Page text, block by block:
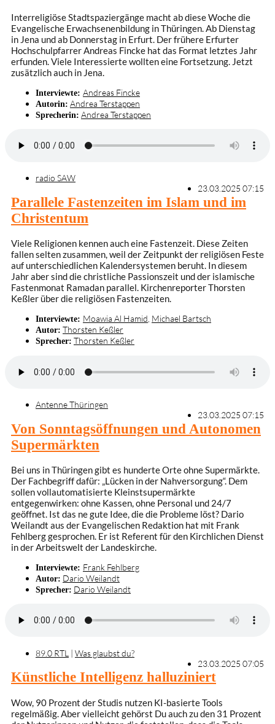
Interreligiöse Stadtspaziergänge macht ab diese Woche die
Evangelische Erwachsenenbildung in Thüringen. Ab Dienstag
in Jena und ab Donnerstag in Erfurt. Der frühere Erfurter
Hochschulpfarrer Andreas Fincke hat das Format letztes Jahr
erfunden. Viele Interessierte wollten eine Fortsetzung. Jetzt
zusätzlich auch in Jena.
Interviewte: Andreas Fincke
Autorin: Andrea Terstappen
Sprecherin: Andrea Terstappen
radio SAW
23.03.2025 07:15
Parallele Fastenzeiten im Islam und im
Christentum
Viele Religionen kennen auch eine Fastenzeit. Diese Zeiten
fallen selten zusammen, weil der Zeitpunkt der religiösen Feste
auf unterschiedlichen Kalendersystemen beruht. In diesem
Jahr aber sind die christliche Passionszeit und der islamische
Fastenmonat Ramadan parallel. Kirchenreporter Thorsten
Keßler über die religiösen Fastenzeiten.
Interviewte: Moawia Al Hamid Michael Bartsch
Autor: Thorsten Keßler
Sprecher: Thorsten Keßler
Antenne Thüringen
23.03.2025 07:15
Von Sonntagsöffnungen und Autonomen
Supermärkten
Bei uns in Thüringen gibt es hunderte Orte ohne Supermärkte.
Der Fachbegriff dafür: „Lücken in der Nahversorgung“. Dem
sollen vollautomatisierte Kleinstsupermärkte
entgegenwirken: ohne Kassen, ohne Personal und 24/7
geöffnet. Ist das ne gute Idee, die die Probleme löst? Dario
Weilandt aus der Evangelischen Redaktion hat mit Frank
Fehlberg gesprochen. Er ist Referent für den Kirchlichen Dienst
in der Arbeitswelt der Landeskirche.
Interviewte: Frank Fehlberg
Autor: Dario Weilandt
Sprecher: Dario Weilandt
89.0 RTL | Was glaubst du?
23.03.2025 07:05
Künstliche Intelligenz halluziniert
Wow, 90 Prozent der Studis nutzen KI-basierte Tools
regelmäßig. Aber vielleicht gehörst Du auch zu den 31 Prozent